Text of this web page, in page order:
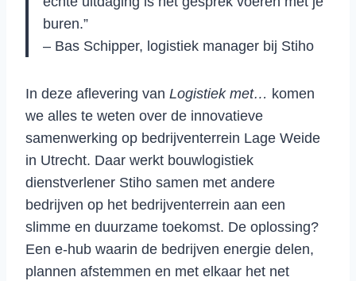
buren.”
– Bas Schipper, logistiek manager bij Stiho
In deze aflevering van Logistiek met… komen
we alles te weten over de innovatieve
samenwerking op bedrijventerrein Lage Weide
in Utrecht. Daar werkt bouwlogistiek
dienstverlener Stiho samen met andere
bedrijven op het bedrijventerrein aan een
slimme en duurzame toekomst. De oplossing?
Een e-hub waarin de bedrijven energie delen,
plannen afstemmen en met elkaar het net